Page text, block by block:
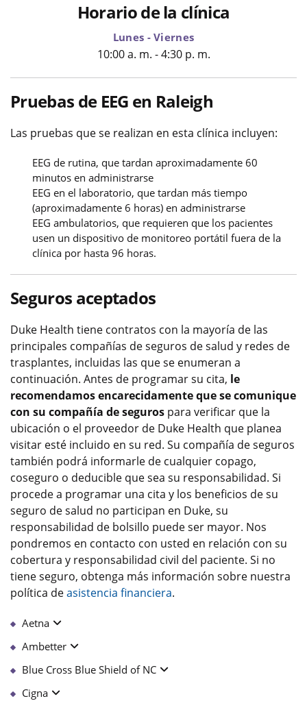
Horario de la clínica
Lunes - Viernes
10:00 a. m. - 4:30 p. m.
Pruebas de EEG en Raleigh
Las pruebas que se realizan en esta clínica incluyen:
EEG de rutina, que tardan aproximadamente 60
minutos en administrarse
EEG en el laboratorio, que tardan más tiempo
(aproximadamente 6 horas) en administrarse
EEG ambulatorios, que requieren que los pacientes
usen un dispositivo de monitoreo portátil fuera de la
clínica por hasta 96 horas.
Seguros aceptados
Duke Health tiene contratos con la mayoría de las
principales compañías de seguros de salud y redes de
trasplantes, incluidas las que se enumeran a
continuación. Antes de programar su cita, le
recomendamos encarecidamente que se comunique
con su compañía de seguros para verificar que la
ubicación o el proveedor de Duke Health que planea
visitar esté incluido en su red. Su compañía de seguros
también podrá informarle de cualquier copago,
coseguro o deducible que sea su responsabilidad. Si
procede a programar una cita y los beneficios de su
seguro de salud no participan en Duke, su
responsabilidad de bolsillo puede ser mayor. Nos
pondremos en contacto con usted en relación con su
cobertura y responsabilidad civil del paciente. Si no
tiene seguro, obtenga más información sobre nuestra
política deasistencia financiera.
Aetna
Ambetter
Blue Cross Blue Shield of NC
Cigna